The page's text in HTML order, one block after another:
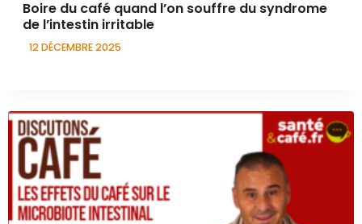
Boire du café quand l’on souffre du syndrome
de l’intestin irritable
12 DÉCEMBRE 2025